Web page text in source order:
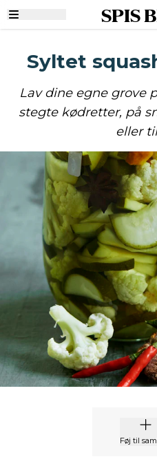
SPIS
Syltet
Lav dine egne grove
stegte kødretter, på
eller
Føj til